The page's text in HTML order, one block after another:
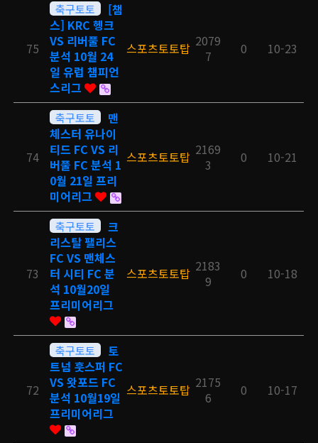
75
축구토토
[챔
스] KRC 헹크
VS 리버풀 FC
분석 10월 24
일 유럽 챔피언
스리그
스포츠토토탑 2079
7
0 10-23
74
축구토토
맨
체스터 유나이
티드 FC VS 리
버풀 FC 분석 1
0월 21일 프리
미어리그
스포츠토토탑 2169
3
0 10-21
73
축구토토
크
리스탈 팰리스
FC VS 맨체스
터 시티 FC 분
석 10월20일
프리미어리그
스포츠토토탑 2183
9
0 10-18
72
축구토토
토
트넘 훗스퍼 FC
VS 왓포드 FC
분석 10월19일
프리미어리그
스포츠토토탑 2175
6
0 10-17